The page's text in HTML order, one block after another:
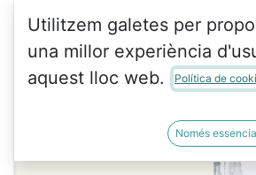
Utilitzem galetes per
una millor experiència
aquest lloc web.
Política de
Només